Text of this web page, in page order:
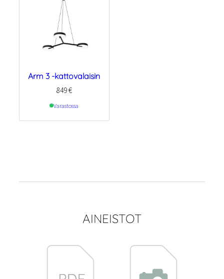
Arm 3 -kattovalaisin
849€
Varastossa
AINEISTOT